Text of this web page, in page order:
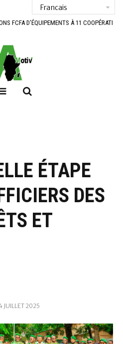
À 11 COOPÉRATIVES DU SUD-BÉNIN
ÉTAPE
DES
ET
JUILLET 2025